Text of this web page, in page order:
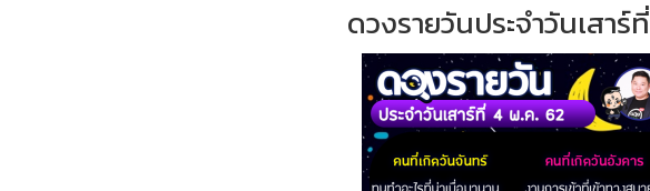
ดวงรายวันประจำวันเสาร์ที่